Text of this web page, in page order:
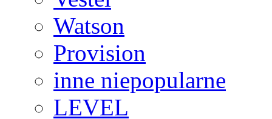
Watson
Provision
inne niepopularne
LEVEL